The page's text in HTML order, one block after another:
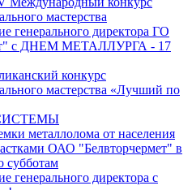
мастерства
генерального директора ГО
с ДНЕМ МЕТАЛЛУРГА - 17
конкурс
мастерства «Лучший по
металлолома от населения
ОАО "Белвторчермет" в
субботам
генерального директора с